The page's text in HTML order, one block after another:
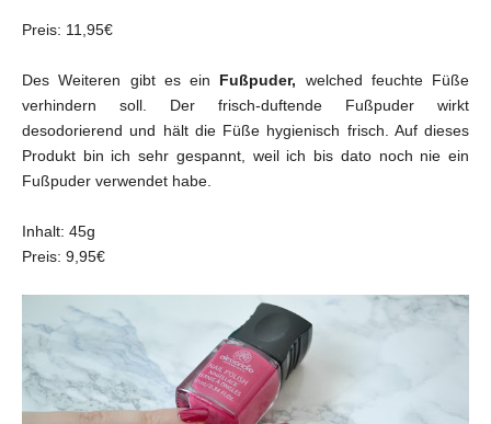
Preis: 11,95€
Des Weiteren gibt es ein Fußpuder, welched feuchte Füße
verhindern soll. Der frisch-duftende Fußpuder wirkt
desodorierend und hält die Füße hygienisch frisch. Auf dieses
Produkt bin ich sehr gespannt, weil ich bis dato noch nie ein
Fußpuder verwendet habe.
Inhalt: 45g
Preis: 9,95€